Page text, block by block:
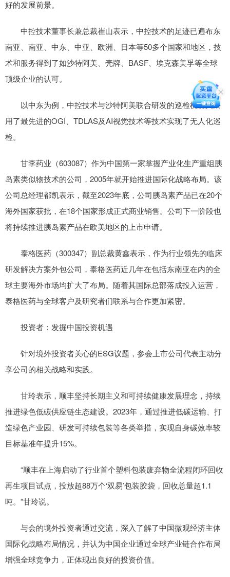
好的发展前景。
中控技术董事长兼总裁崔山表示，中控技术的足迹已遍布东
南亚、南亚、中东、中亚、欧洲、日本等50多个国家和地区，技
术和服务得到了如沙特阿美、壳牌、BASF、埃克森美孚等全球
顶级企业的认可。
以中东为例，中控技术与沙特阿美联合研发的巡检机器人采
用了最先进的OGI、TDLAS及AI视觉技术等技术实现了无人化巡
检。
甘李药业（603087）作为中国第一家掌握产业化生产重组胰
岛素类似物技术的公司，2005年就开始推进国际化战略布局。该
公司总经理都凯表示，截至2023年底，公司胰岛素产品已在20个
海外国家获批，在18个国家形成正式商业销售。公司下一阶段也
将持续推进胰岛素产品在欧美地区的上市申请。
泰格医药（300347）副总裁黄鑫表示，作为行业领先的临床
研发解决方案外包公司，泰格医药近几年在包括东南亚在内的全
球主要海外市场均扩大了布局。随着其国际总部落成投入运营，
泰格医药与全球客户及研究者们联系与合作更加紧密。
投资者：发掘中国投资机遇
针对境外投资者关心的ESG议题，参会上市公司代表主动分
享公司的相关战略和实践。
甘玲表示，顺丰坚持长期主义和可持续健康发展理念，持续
推进绿色低碳供应链生态建设。2023年，通过推进低碳运输、打
造绿色产业园、研发可持续包装等各类举措，实现自身碳效率较
目标基准年提升15%。
“顺丰在上海启动了行业首个塑料包装废弃物全流程闭环回收
再生项目试点，投放超88万个‘双易’包装胶袋，回收总量超1.1
吨。”甘玲说。
与会的境外投资者通过交流，深入了解了中国微观经济主体
国际化战略布局情况，并认为中国企业通过全球产业链合作布局
增强全球竞争力，正体现出良好的投资价值。